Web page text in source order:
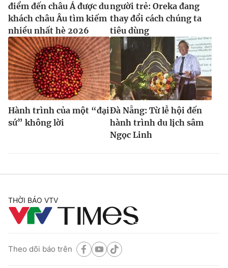
điểm đến châu Á được du
khách châu Âu tìm kiếm
nhiều nhất hè 2026
người trẻ: Oreka đang
thay đổi cách chúng ta
tiêu dùng
Hành trình của một “đại
sứ” không lời
Đà Nẵng: Từ lễ hội đến
hành trình du lịch sâm
Ngọc Linh
THỜI BÁO VTV
Theo dõi báo trên